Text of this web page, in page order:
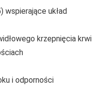
wspierające układ
krzepnięcia krwi
i odporności